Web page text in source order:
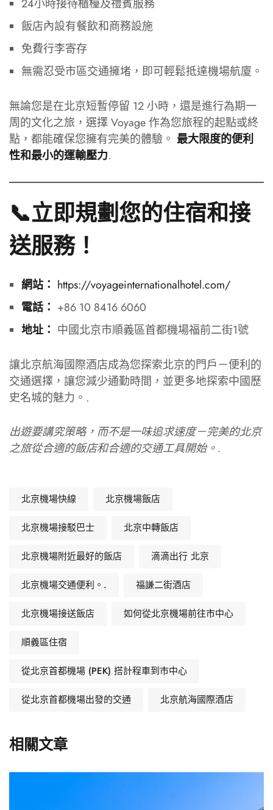
24小時接待櫃檯及禮賓服務
飯店內設有餐飲和商務設施
免費行李寄存
無需忍受市區交通擁堵，即可輕鬆抵達機場航廈。
無論您是在北京短暫停留 12 小時，還是進行為期一
周的文化之旅，選擇 Voyage 作為您旅程的起點或終
點，都能確保您擁有完美的體驗。 最大限度的便利
性和最小的運輸壓力.
📞立即規劃您的住宿和接
送服務！
網站： https://voyageinternationalhotel.com/
電話： +86 10 8416 6060
地址： 中國北京市順義區首都機場福前二街1號
讓北京航海國際酒店成為您探索北京的門戶－便利的
交通選擇，讓您減少通勤時間，並更多地探索中國歷
史名城的魅力。.
出遊要講究策略，而不是一味追求速度－完美的北京
之旅從合適的飯店和合適的交通工具開始。.
北京機場快線 北京機場飯店
北京機場接駁巴士 北京中轉飯店
北京機場附近最好的飯店 滴滴出行 北京
北京機場交通便利。. 福謙二街酒店
北京機場接送飯店 如何從北京機場前往市中心
順義區住宿
從北京首都機場 (PEK) 搭計程車到市中心
從北京首都機場出發的交通 北京航海國際酒店
相關文章